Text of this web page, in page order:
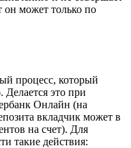
он может только по
процесс, который
Делается это при
Онлайн (на
вкладчик может в
на счет). Для
такие действия: